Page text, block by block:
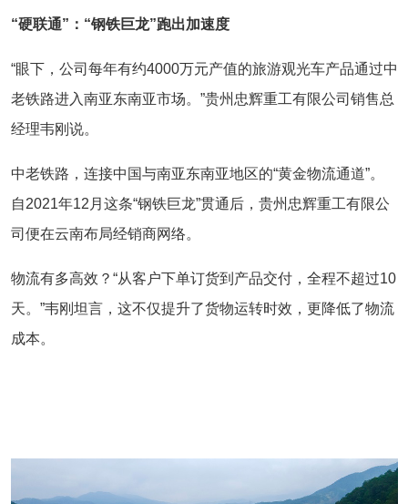
“硬联通”：“钢铁巨龙”跑出加速度
“眼下，公司每年有约4000万元产值的旅游观光车产品通过中
老铁路进入南亚东南亚市场。”贵州忠辉重工有限公司销售总
经理韦刚说。
中老铁路，连接中国与南亚东南亚地区的“黄金物流通道”。
自2021年12月这条“钢铁巨龙”贯通后，贵州忠辉重工有限公
司便在云南布局经销商网络。
物流有多高效？“从客户下单订货到产品交付，全程不超过10
天。”韦刚坦言，这不仅提升了货物运转时效，更降低了物流
成本。